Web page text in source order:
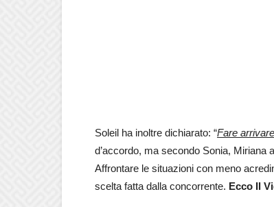
Soleil ha inoltre dichiarato: “Fare
d’accordo, ma secondo Sonia, Miriana
Affrontare le situazioni con meno
scelta fatta dalla concorrente. Ecco Il